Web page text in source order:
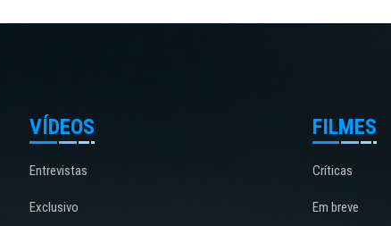
VÍDEOS
Entrevistas
Exclusivo
FILMES
Críticas
Em breve